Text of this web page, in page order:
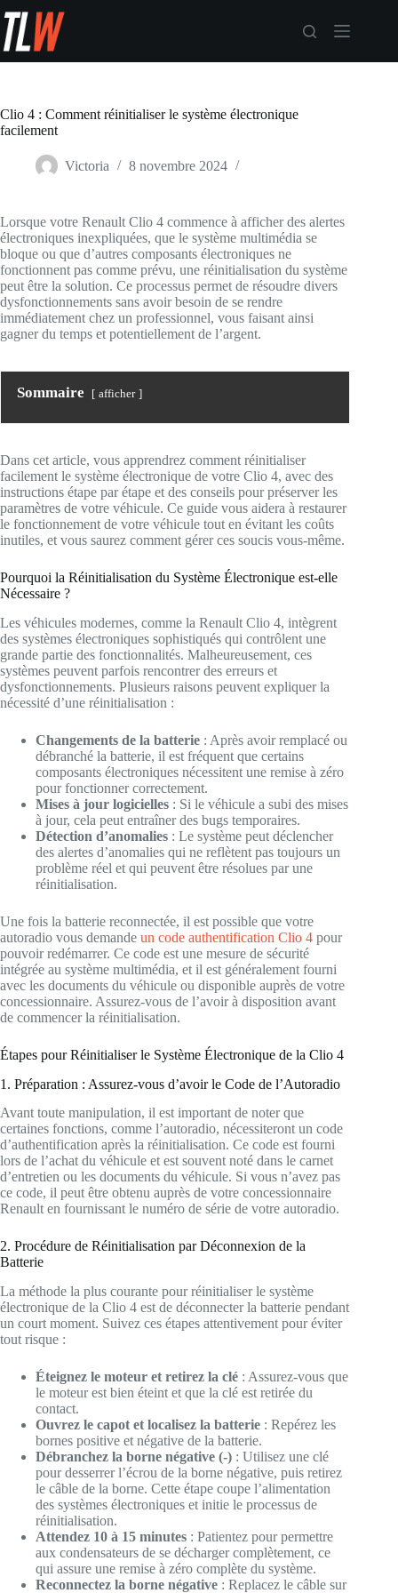
au
contenu
Clio 4 : Comment réinitialiser le système électronique
facilement
Victoria 8 novembre 2024
Lorsque votre Renault Clio 4 commence à afficher des alertes
électroniques inexpliquées, que le système multimédia se
bloque ou que d’autres composants électroniques ne
fonctionnent pas comme prévu, une réinitialisation du système
peut être la solution. Ce processus permet de résoudre divers
dysfonctionnements sans avoir besoin de se rendre
immédiatement chez un professionnel, vous faisant ainsi
gagner du temps et potentiellement de l’argent.
Sommaire afficher
Dans cet article, vous apprendrez comment réinitialiser
facilement le système électronique de votre Clio 4, avec des
instructions étape par étape et des conseils pour préserver les
paramètres de votre véhicule. Ce guide vous aidera à restaurer
le fonctionnement de votre véhicule tout en évitant les coûts
inutiles, et vous saurez comment gérer ces soucis vous-même.
Pourquoi la Réinitialisation du Système Électronique est-elle
Nécessaire ?
Les véhicules modernes, comme la Renault Clio 4, intègrent
des systèmes électroniques sophistiqués qui contrôlent une
grande partie des fonctionnalités. Malheureusement, ces
systèmes peuvent parfois rencontrer des erreurs et
dysfonctionnements. Plusieurs raisons peuvent expliquer la
nécessité d’une réinitialisation :
Changements de la batterie : Après avoir remplacé ou
débranché la batterie, il est fréquent que certains
composants électroniques nécessitent une remise à zéro
pour fonctionner correctement.
Mises à jour logicielles : Si le véhicule a subi des mises
à jour, cela peut entraîner des bugs temporaires.
Détection d’anomalies : Le système peut déclencher
des alertes d’anomalies qui ne reflètent pas toujours un
problème réel et qui peuvent être résolues par une
réinitialisation.
Une fois la batterie reconnectée, il est possible que votre
autoradio vous demande un code authentification Clio 4 pour
pouvoir redémarrer. Ce code est une mesure de sécurité
intégrée au système multimédia, et il est généralement fourni
avec les documents du véhicule ou disponible auprès de votre
concessionnaire. Assurez-vous de l’avoir à disposition avant
de commencer la réinitialisation.
Étapes pour Réinitialiser le Système Électronique de la Clio 4
1. Préparation : Assurez-vous d’avoir le Code de l’Autoradio
Avant toute manipulation, il est important de noter que
certaines fonctions, comme l’autoradio, nécessiteront un code
d’authentification après la réinitialisation. Ce code est fourni
lors de l’achat du véhicule et est souvent noté dans le carnet
d’entretien ou les documents du véhicule. Si vous n’avez pas
ce code, il peut être obtenu auprès de votre concessionnaire
Renault en fournissant le numéro de série de votre autoradio.
2. Procédure de Réinitialisation par Déconnexion de la
Batterie
La méthode la plus courante pour réinitialiser le système
électronique de la Clio 4 est de déconnecter la batterie pendant
un court moment. Suivez ces étapes attentivement pour éviter
tout risque :
Éteignez le moteur et retirez la clé : Assurez-vous que
le moteur est bien éteint et que la clé est retirée du
contact.
Ouvrez le capot et localisez la batterie : Repérez les
bornes positive et négative de la batterie.
Débranchez la borne négative (-) : Utilisez une clé
pour desserrer l’écrou de la borne négative, puis retirez
le câble de la borne. Cette étape coupe l’alimentation
des systèmes électroniques et initie le processus de
réinitialisation.
Attendez 10 à 15 minutes : Patientez pour permettre
aux condensateurs de se décharger complètement, ce
qui assure une remise à zéro complète du système.
Reconnectez la borne négative : Replacez le câble sur